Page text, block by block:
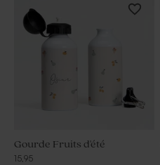
Gourde Fruits d'été
15,95